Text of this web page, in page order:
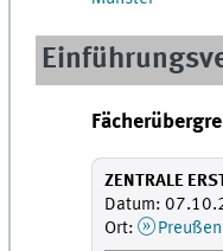
ZENTRALE
Datum:
Ort: